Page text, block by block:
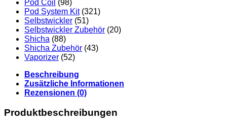
Pod Coil (98)
Pod System Kit (321)
Selbstwickler (51)
Selbstwickler Zubehör (20)
Shicha (88)
Shicha Zubehör (43)
Vaporizer (52)
Beschreibung
Zusätzliche Informationen
Rezensionen (0)
Produktbeschreibungen